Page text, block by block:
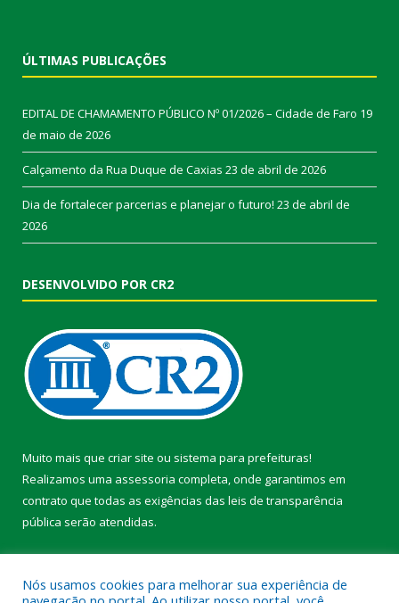
ÚLTIMAS PUBLICAÇÕES
EDITAL DE CHAMAMENTO PÚBLICO Nº 01/2026 – Cidade de Faro 19
de maio de 2026
Calçamento da Rua Duque de Caxias 23 de abril de 2026
Dia de fortalecer parcerias e planejar o futuro! 23 de abril de
2026
DESENVOLVIDO POR CR2
Muito mais que criar site ou sistema para prefeituras!
Realizamos uma assessoria completa, onde garantimos em
contrato que todas as exigências das leis de transparência
pública serão atendidas.
Nós usamos cookies para melhorar sua experiência de